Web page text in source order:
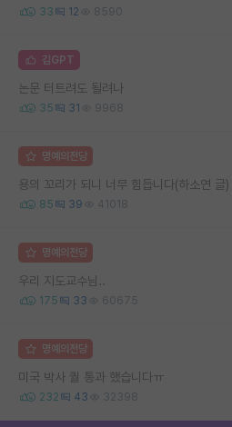
33 12 8590
김GPT
논문 터트려도 될려나
35 31 9968
명예의전당
용의 꼬리가 되니 너무 힘듭니다(하소연 글)
85 39 41018
명예의전당
우리 지도교수님..
175 33 60675
명예의전당
미국 박사 퀄 통과 했습니다ㅠ
232 43 32398